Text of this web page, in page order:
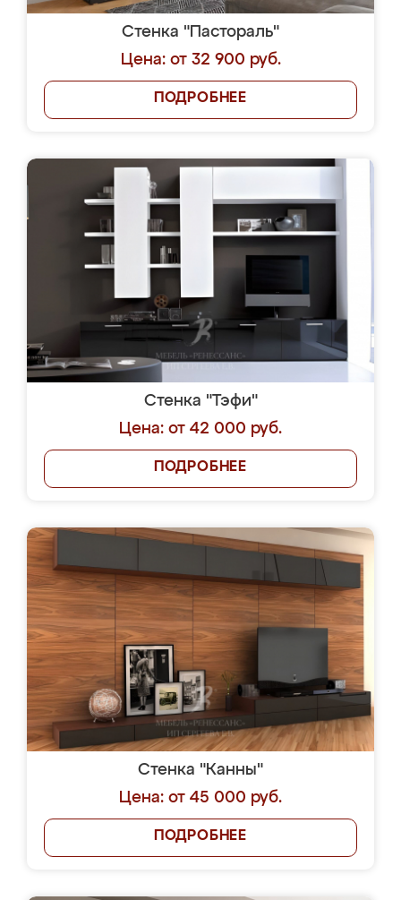
Стенка "Пастораль"
Цена: от 32 900 руб.
ПОДРОБНЕЕ
Стенка "Тэфи"
Цена: от 42 000 руб.
ПОДРОБНЕЕ
Стенка "Канны"
Цена: от 45 000 руб.
ПОДРОБНЕЕ